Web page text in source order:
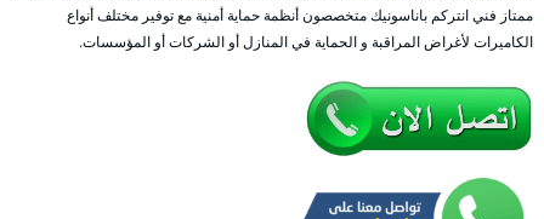
ممتاز فني انتركم باناسونيك متخصصون أنظمة حماية أمنية مع توفير مختلف أنواع
الكاميرات لأغراض المراقبة و الحماية في المنازل أو الشركات أو المؤسسات.